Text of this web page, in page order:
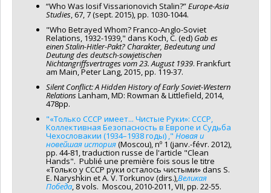
“Who Was Iosif Vissarionovich Stalin?”Europe-Asia
Studies, 67, 7 (sept. 2015), pp. 1030-1044.
"Who Betrayed Whom? Franco-Anglo-Soviet
Relations, 1932-1939," dans Koch, C. (ed) Gab es
einen Stalin-Hitler-Pakt? Charakter, Bedeutung und
Deutung des deutsch-sowjetischen
Nichtangriffsvertrages vom 23. August 1939. Frankfurt
am Main, Peter Lang, 2015, pp. 119-37.
Silent Conflict: A Hidden History of Early Soviet-Western
RelationsLanham, MD: Rowman & Littlefield, 2014,
478pp.
"«Только СССР имеет... Чистые Руки»: СССР,
Коллективная Безопасность в Европе и Судьба
Чехословакии (1934–1938 годы) ," Новая и
новейшая история(Moscou), nº 1 (janv.-févr. 2012),
pp. 44-81, traduction russe de l'article "Clean
Hands". Publié une première fois sous le titre
«Tолько у СССР pуки осталось чистыми» dans S.
E. Naryshkin et A. V. Torkunov (dirs.),Великая
Победа, 8 vols. Moscou, 2010-2011, VII, pp. 22-55.